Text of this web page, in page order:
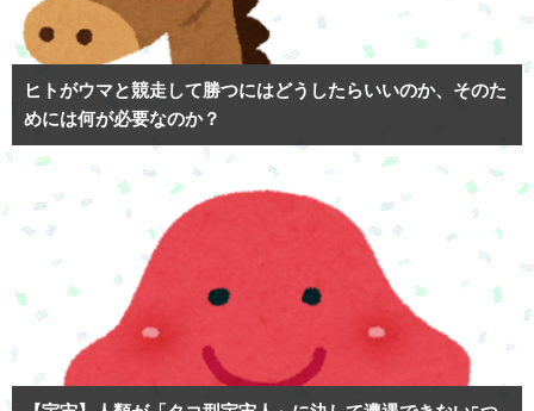
ヒトがウマと競走して勝つにはどうしたらいいのか、そのた
めには何が必要なのか？